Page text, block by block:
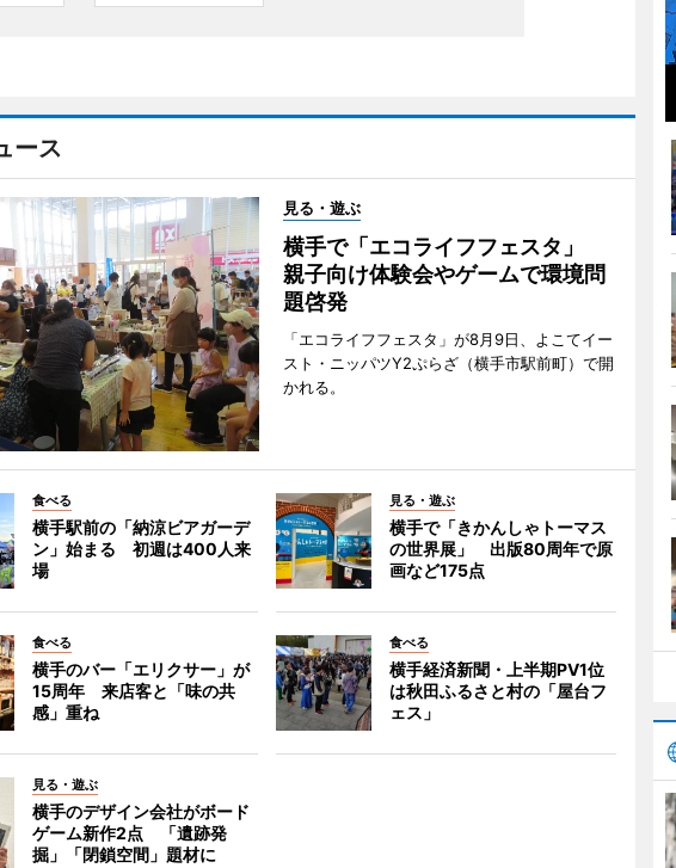
ース
見る・遊ぶ
横手で「エコライフフェスタ」
親子向け体験会やゲームで環境問
題啓発
「エコライフフェスタ」が8月9日、よこてイー
スト・ニッパツY2ぷらざ（横手市駅前町）で開
かれる。
食べる
横手駅前の「納涼ビアガーデ
ン」始まる 初週は400人来
場
見る・遊ぶ
横手で「きかんしゃトーマス
の世界展」 出版80周年で原
画など175点
食べる
横手のバー「エリクサー」が
15周年 来店客と「味の共
感」重ね
食べる
横手経済新聞・上半期PV1位
は秋田ふるさと村の「屋台フ
ェス」
見る・遊ぶ
横手のデザイン会社がボード
ゲーム新作2点 「遺跡発
掘」「閉鎖空間」題材に